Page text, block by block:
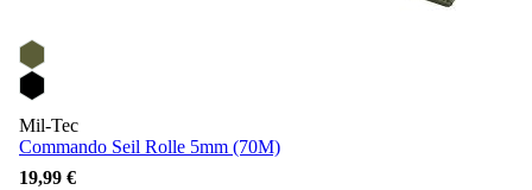
Mil-Tec
Commando Seil Rolle 5mm (70M)
19,99 €